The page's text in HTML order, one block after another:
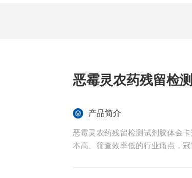
恶霉灵农药残留检
产品简介
恶霉灵农药残留检测试剂胶体金
本高、筛查效率低的行业痛点，